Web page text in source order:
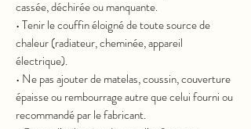
cassée, déchirée ou manquante.
• Tenir le couffin éloigné de toute source de
chaleur (radiateur, cheminée, appareil
électrique).
• Ne pas ajouter de matelas, coussin, couverture
épaisse ou rembourrage autre que celui fourni ou
recommandé par le fabricant.